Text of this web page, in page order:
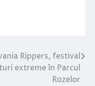
Rippers, festival
extreme în Parcul
Rozelor